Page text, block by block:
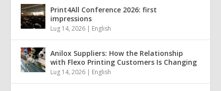
Print4All Conference 2026: first
impressions
Lug 14, 2026 | English
Anilox Suppliers: How the Relationship
with Flexo Printing Customers Is Changing
Lug 14, 2026 | English